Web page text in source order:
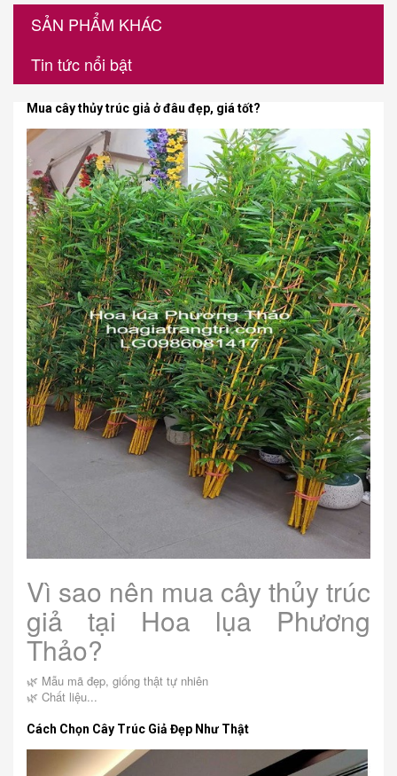
SẢN PHẨM KHÁC
Tin tức nổi bật
Mua cây thủy trúc giả ở đâu đẹp, giá tốt?
Vì sao nên mua cây thủy trúc
giả tại Hoa lụa Phương
Thảo?
🌿 Mẫu mã đẹp, giống thật tự nhiên
🌿 Chất liệu...
Cách Chọn Cây Trúc Giả Đẹp Như Thật